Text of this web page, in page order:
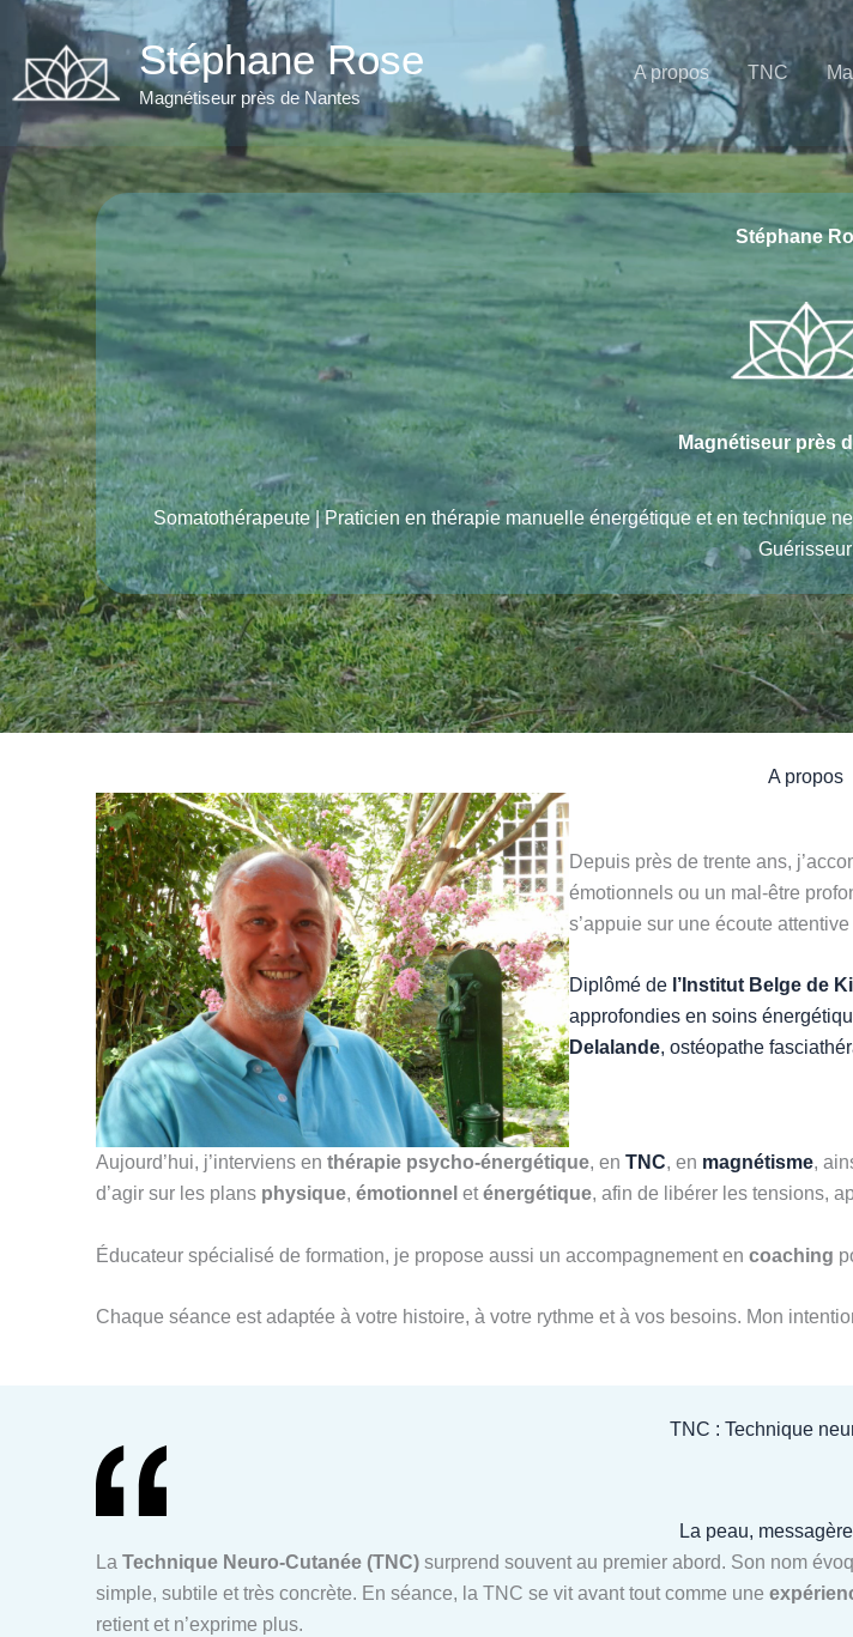
Aller
contenu
Stéphane Rose
Magnétiseur près de Nantes
A propos TNC
Stéphane
Magnétiseur près
Somatothérapeute | Praticien en thérapie manuelle énergétique et en technique
Guérisseur
A propos
Depuis près de trente ans,
émotionnels ou un mal-être
s’appuie sur une écoute
Diplômé de l’Institut Belge de
approfondies en soins
Delalande, ostéopathe
Aujourd’hui, j’interviens en thérapie psycho-énergétique, en TNC, en magnétisme,
d’agir sur les plans physique, émotionnel eténergétique, afin de libérer les tensions,
Éducateur spécialisé de formation, je propose aussi un accompagnement en coaching
Chaque séance est adaptée à votre histoire, à votre rythme et à vos besoins. Mon
TNC : Technique
La peau,
La Technique Neuro-Cutanée (TNC) surprend souvent au premier abord. Son nom
simple, subtile et très concrète. En séance, la TNC se vit avant tout comme une
retient et n’exprime plus.